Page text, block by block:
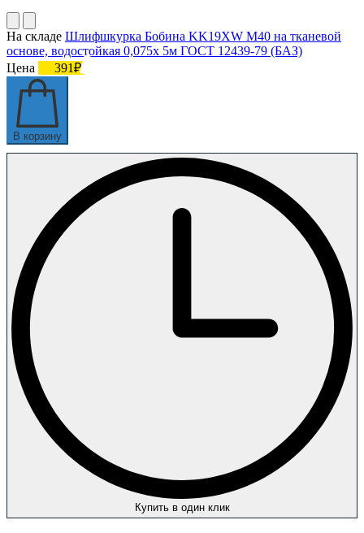
На складе Шлифшкурка Бобина KK19XW M40 на тканевой
основе, водостойкая 0,075х 5м ГОСТ 12439-79 (БАЗ)
Цена
391₽
В корзину
Купить в один клик